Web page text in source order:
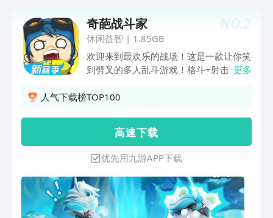
NO.2
奇葩战斗家
休闲益智 | 1.85GB
欢迎来到最欢乐的战场！这是一款让你笑
到劈叉的多人乱斗游戏！格斗+射击+沙
来！ 1V1单挑、4V4混战、5v5保卫金
更多
人气下载榜TOP100
高 速 下 载
优先用九游APP下载